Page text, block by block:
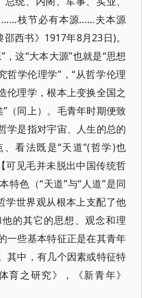
……枝节必有本源……夫本源
西书》1917年8月23日)。
这“大本大源”也就是“思想
哲学伦理学”，“从哲学伦理
伦理学，根本上变换全国之
（同上）。毛青年时期便致
学是指对宇宙、人生的总的
看法既是“天道”(哲学)也
见毛并未脱出中国传统哲
特色（“天道”与“人道”是同
学世界观从根本上支配了他
的其它的思想、观念和理
一些基本特征正是在其青年
其中，有几个因素或特征特
之研究》，《新青年》